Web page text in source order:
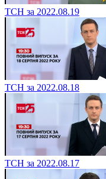
ТСН за 2022.08.19
ТСН за 2022.08.18
ТСН за 2022.08.17